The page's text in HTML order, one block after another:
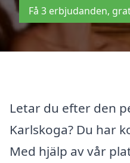
Få 3 erbjudanden,
Letar du efter den
Karlskoga? Du har
Med hjälp av vår